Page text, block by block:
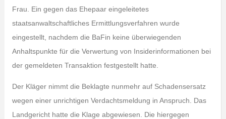
Frau. Ein gegen das Ehepaar eingeleitetes
staatsanwaltschaftliches Ermittlungsverfahren wurde
eingestellt, nachdem die BaFin keine überwiegenden
Anhaltspunkte für die Verwertung von Insiderinformationen bei
der gemeldeten Transaktion festgestellt hatte.
Der Kläger nimmt die Beklagte nunmehr auf Schadensersatz
wegen einer unrichtigen Verdachtsmeldung in Anspruch. Das
Landgericht hatte die Klage abgewiesen. Die hiergegen